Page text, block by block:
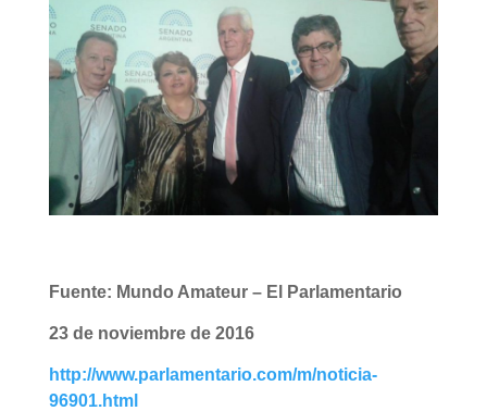
Fuente: Mundo Amateur – El Parlamentario
23 de noviembre de 2016
http://www.parlamentario.com/m/noticia-
96901.html